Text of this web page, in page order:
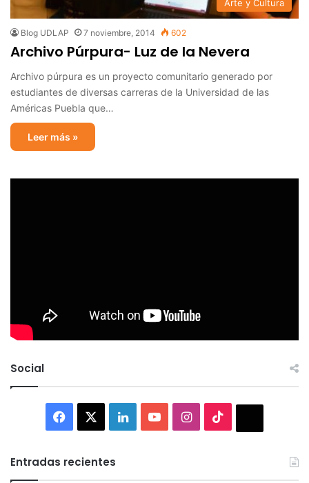
Arte y Cultura
Blog UDLAP 7 noviembre, 2014 602
Archivo Púrpura- Luz de la Nevera
Archivo púrpura es un proyecto comunitario generado por
estudiantes de diversas carreras de la Universidad de las
Américas Puebla que…
Leer más »
Social
Facebook LinkedInYouTubeInstagram
Entradas recientes